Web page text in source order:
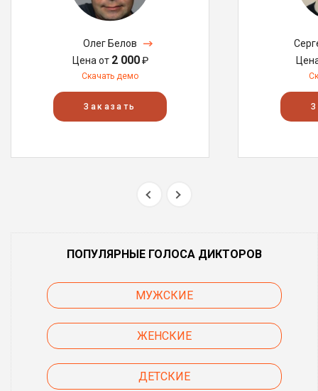
Олег Белов
Цена от 2 000₽
Скачать демо
Заказать
ПОПУЛЯРНЫЕ ГОЛОСА ДИКТОРОВ
МУЖСКИЕ
ЖЕНСКИЕ
ДЕТСКИЕ